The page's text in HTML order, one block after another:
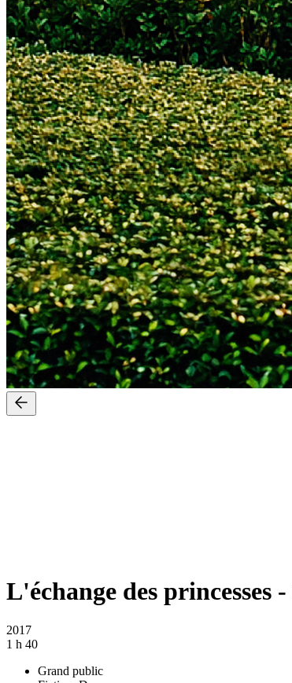
L'échange des princesses -
2017
1 h 40
Grand public